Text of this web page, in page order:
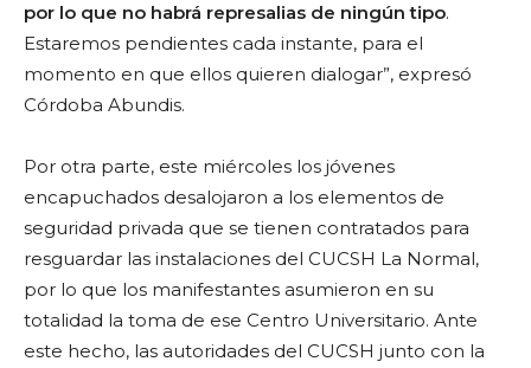
por lo que no habrá represalias de ningún tipo.
Estaremos pendientes cada instante, para el
momento en que ellos quieren dialogar”, expresó
Córdoba Abundis.
Por otra parte, este miércoles los jóvenes
encapuchados desalojaron a los elementos de
seguridad privada que se tienen contratados para
resguardar las instalaciones del CUCSH La Normal,
por lo que los manifestantes asumieron en su
totalidad la toma de ese Centro Universitario. Ante
este hecho, las autoridades del CUCSH junto con la